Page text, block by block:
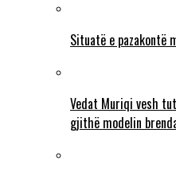
Situatë e pazakontë
Vedat Muriqi vesh
gjithë modelin